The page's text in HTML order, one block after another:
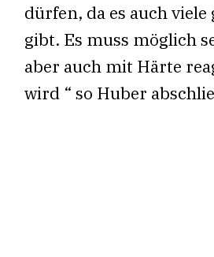
dürfen, da es auch
gibt. Es muss möglich
aber auch mit Härte
wird “ so Huber